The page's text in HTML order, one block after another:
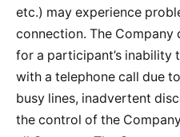
etc.) may experience
connection. The
for a participant’s inability
with a telephone call due
busy lines, inadvertent
the control of the